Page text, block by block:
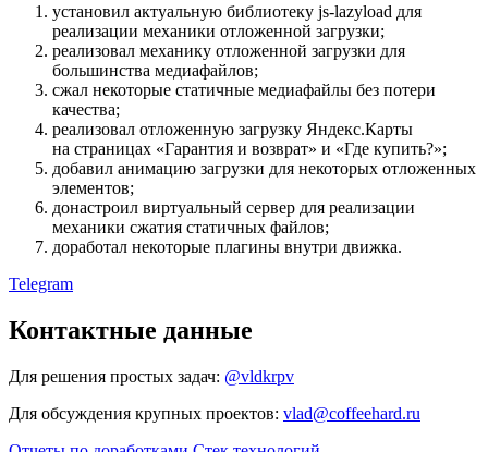
установил актуальную библиотеку js-lazyload для
реализации механики отложенной загрузки;
реализовал механику отложенной загрузки для
большинства медиафайлов;
сжал некоторые статичные медиафайлы без потери
качества;
реализовал отложенную загрузку Яндекс.Карты
на страницах «Гарантия и возврат» и «Где купить?»;
добавил анимацию загрузки для некоторых отложенных
элементов;
донастроил виртуальный сервер для реализации
механики сжатия статичных файлов;
доработал некоторые плагины внутри движка.
Telegram
Контактные данные
Для решения простых задач: @vldkrpv
Для обсуждения крупных проектов: vlad@coffeehard.ru